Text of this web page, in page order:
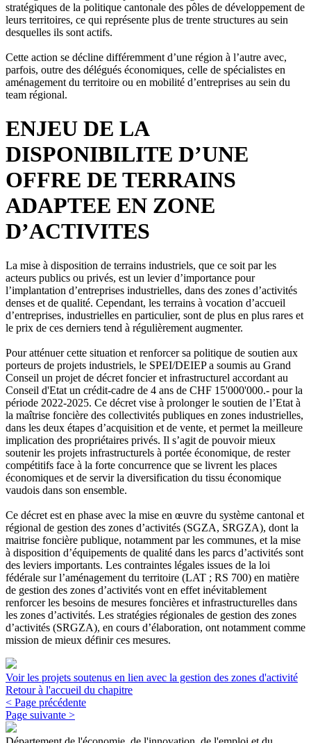
stratégiques de la politique cantonale des pôles de développement de
leurs territoires, ce qui représente plus de trente structures au sein
desquelles ils sont actifs.
Cette action se décline différemment d’une région à l’autre avec,
parfois, outre des délégués économiques, celle de spécialistes en
aménagement du territoire ou en mobilité d’entreprises au sein du
team régional.
ENJEU DE LA
DISPONIBILITE D’UNE
OFFRE DE TERRAINS
ADAPTEE EN ZONE
D’ACTIVITES
La mise à disposition de terrains industriels, que ce soit par les
acteurs publics ou privés, est un levier d’importance pour
l’implantation d’entreprises industrielles, dans des zones d’activités
denses et de qualité. Cependant, les terrains à vocation d’accueil
d’entreprises, industrielles en particulier, sont de plus en plus rares et
le prix de ces derniers tend à régulièrement augmenter.
Pour atténuer cette situation et renforcer sa politique de soutien aux
porteurs de projets industriels, le SPEI/DEIEP a soumis au Grand
Conseil un projet de décret foncier et infrastructurel accordant au
Conseil d'Etat un crédit-cadre de 4 ans de CHF 15'000'000.- pour la
période 2022-2025. Ce décret vise à prolonger le soutien de l’Etat à
la maîtrise foncière des collectivités publiques en zones industrielles,
dans les deux étapes d’acquisition et de vente, et permet la meilleure
implication des propriétaires privés. Il s’agit de pouvoir mieux
soutenir les projets infrastructurels à portée économique, de rester
compétitifs face à la forte concurrence que se livrent les places
économiques et de servir la diversification du tissu économique
vaudois dans son ensemble.
Ce décret est en phase avec la mise en œuvre du système cantonal et
régional de gestion des zones d’activités (SGZA, SRGZA), dont la
maitrise foncière publique, notamment par les communes, et la mise
à disposition d’équipements de qualité dans les parcs d’activités sont
des leviers importants. Les contraintes légales issues de la loi
fédérale sur l’aménagement du territoire (LAT ; RS 700) en matière
de gestion des zones d’activités vont en effet inévitablement
renforcer les besoins de mesures foncières et infrastructurelles dans
les zones d’activités. Les stratégies régionales de gestion des zones
d’activités (SRGZA), en cours d’élaboration, ont notamment comme
mission de mieux définir ces mesures.
Voir les projets soutenus en lien avec la gestion des zones d'activité
Retour à l'accueil du chapitre
< Page précédente
Page suivante >